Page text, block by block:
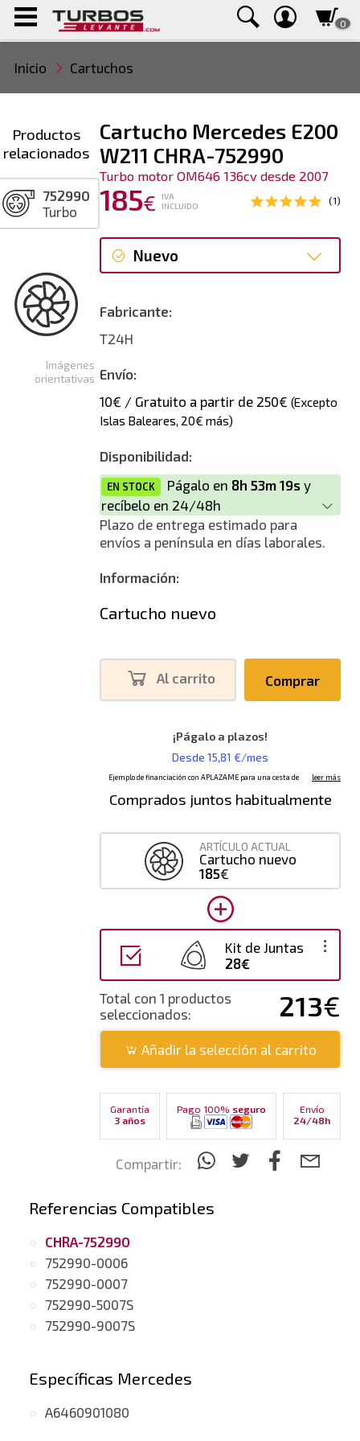
0
Inicio Cartuchos
Cartucho Mercedes E200
W211 CHRA-752990
Turbo motor OM646 136cv desde 2007
185€
IVA
INCLUIDO
(1)
Nuevo
Fabricante:
T24H
Envío:
10€ / Gratuito a partir de 250€ (Excepto
Islas Baleares, 20€ más)
Disponibilidad:
EN STOCK Págalo en 8h 53m 19s y
recíbelo en 24/48h
Plazo de entrega estimado para
envíos a península en días laborales.
Información:
Cartucho nuevo
Al carrito Comprar
Comprados juntos habitualmente
ARTÍCULO ACTUAL
Cartucho nuevo
185€
Kit de Juntas
28€
Total con 1 productos
seleccionados:
213€
Añadir la selección al carrito
Garantía
3 años
Pago 100% seguro
Envío
24/48h
Compartir:
Imágenes
orientativas
Productos
relacionados
752990
Turbo
Referencias Compatibles
CHRA-752990
752990-0006
752990-0007
752990-5007S
752990-9007S
Específicas Mercedes
A6460901080